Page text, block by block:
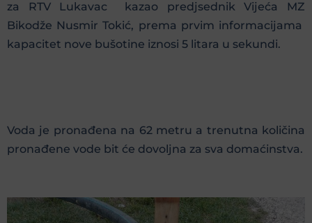
za RTV Lukavac kazao predjsednik Vijeća MZ
Bikodže Nusmir Tokić, prema prvim informacijama
kapacitet nove bušotine iznosi 5 litara u sekundi.
Voda je pronađena na 62 metru a trenutna količina
pronađene vode bit će dovoljna za sva domaćinstva.